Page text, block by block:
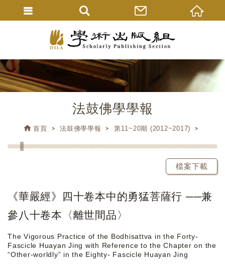
法鼓佛學學報
首頁 法鼓佛學學報 第11~20期 (2012~2017)
檔案下載
《華嚴經》四十卷本中的勇猛菩薩行 ──兼
參八十卷本〈離世間品〉
The Vigorous Practice of the Bodhisattva in the Forty-
Fascicle Huayan Jing with Reference to the Chapter on the
“Other-worldly” in the Eighty- Fascicle Huayan Jing